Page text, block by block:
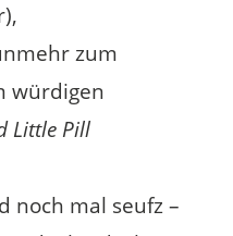
zum
würdigen
Little Pill
noch mal seufz –